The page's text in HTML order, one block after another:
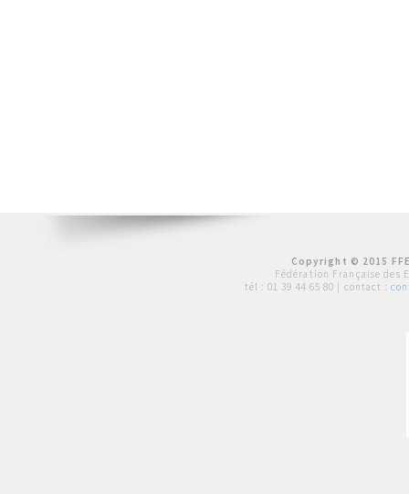
Copyright © 2015
Fédération Française des
tél : 01 39 44 65 80 | contact :